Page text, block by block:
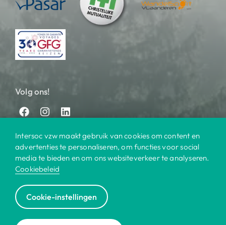
Volg ons!
Bestemmingen | Contact
Cookiebeleid | Disclaimer |
Intersoc vzw maakt gebruik van cookies om content en
advertenties te personaliseren, om functies voor social
media te bieden en om ons websiteverkeer te analyseren.
Cookiebeleid
Cookie-instellingen